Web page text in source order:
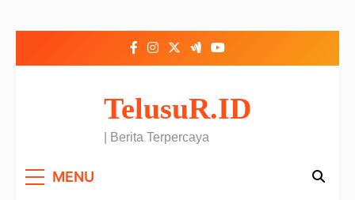
TelusuR.ID
| Berita Terpercaya
MENU